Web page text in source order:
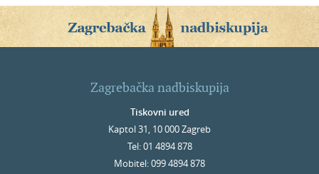
Zagrebačka nadbiskupija
Tiskovni ured
Kaptol 31, 10 000 Zagreb
Tel: 01 4894 878
Mobitel: 099 4894 878